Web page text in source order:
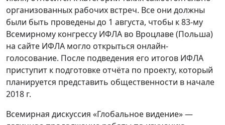
организованных рабочих встреч. Все они должны
были быть проведены до 1 августа, чтобы к 83-му
Всемирному конгрессу ИФЛА во Вроцлаве (Польша)
на сайте ИФЛА могло открыться онлайн-
голосование. После подведения его итогов ИФЛА
приступит к подготовке отчёта по проекту, который
планируется представить общественности в начале
2018 г.
Всемирная дискуссия «Глобальное видение» —